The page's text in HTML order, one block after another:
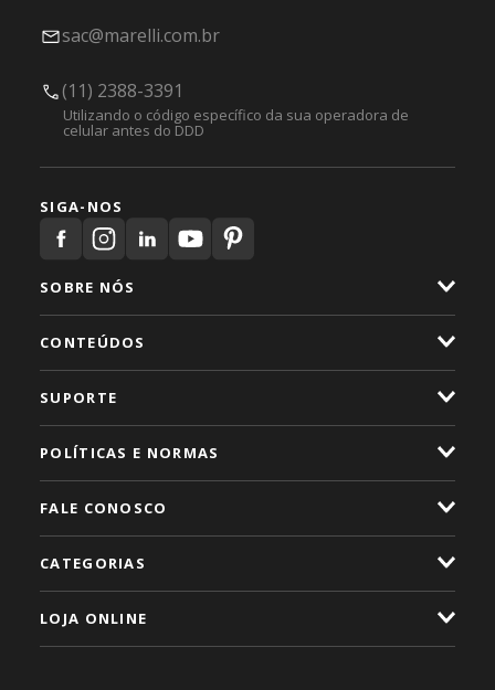
sac@marelli.com.br
(11) 2388-3391
Utilizando o código específico da sua operadora de
celular antes do DDD
SIGA-NOS
SOBRE NÓS
CONTEÚDOS
SUPORTE
POLÍTICAS E NORMAS
FALE CONOSCO
CATEGORIAS
LOJA ONLINE